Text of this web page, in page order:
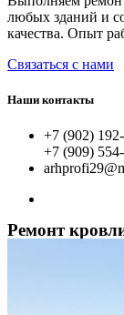
любых зданий и
качества. Опыт
Связаться с нами
Наши контакты
+7 (902)
+7 (909)
Ремонт